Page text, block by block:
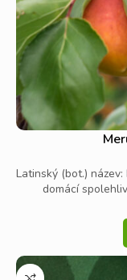
Latinský (bot.) název:
domácí